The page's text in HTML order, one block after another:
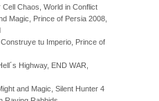
Chaos, World in Conflict
Magic, Prince of Persia 2008,
tu Imperio, Prince of
Highway, END WAR,
and Magic, Silent Hunter 4